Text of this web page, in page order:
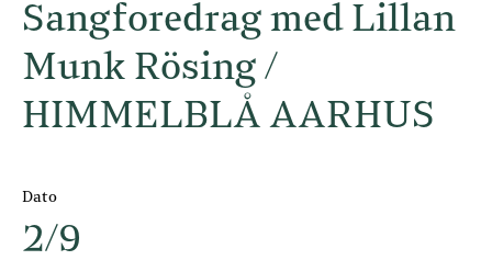
Sangforedrag med Lillan
Munk Rösing /
HIMMELBLÅ AARHUS
Dato
2/9